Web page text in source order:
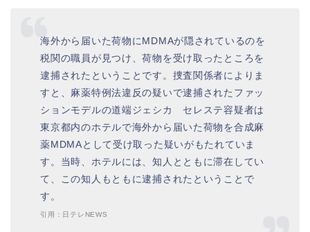
海外から届いた荷物にMDMAが隠されているのを
税関の職員が見つけ、荷物を受け取ったところを
逮捕されたということです。 捜査関係者によりま
すと、麻薬特例法違反の疑いで逮捕されたファッ
ションモデルの道端ジェシカ セレステ容疑者は
東京都内のホテルで海外から届いた荷物を合成麻
薬MDMAとして受け取った疑いがもたれていま
す。 当時、ホテルには、知人とともに滞在してい
て、この知人もともに逮捕されたということで
す。
引用：日テレNEWS